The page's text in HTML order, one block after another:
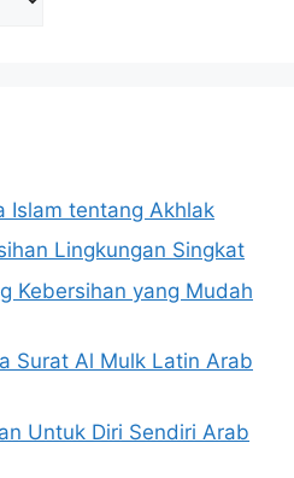
Islam tentang Akhlak
Lingkungan Singkat
Kebersihan yang Mudah
Surat Al Mulk Latin Arab
Untuk Diri Sendiri Arab